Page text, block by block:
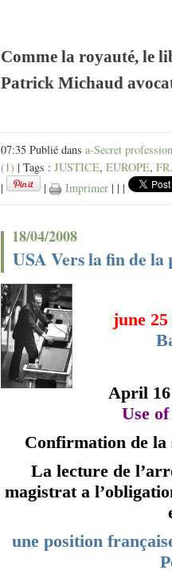
Comme la royauté, le
Patrick Michaud
07:35 Publié dans a-Secret
(1) | Tags : JUSTICE, EUROPE,
|
| Imprimer | | |
18/04/2008
USA Vers la fin de la
june 25
April 16
Use
Confirmation de
La lecture de
magistrat a
une position